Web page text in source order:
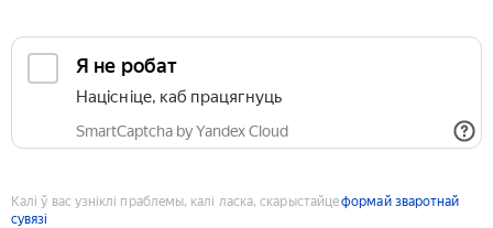
Я не робат
Націсніце, каб працягнуць
SmartCaptcha by Yandex Cloud
Калі ў вас узніклі праблемы, калі ласка, скарыстайцеформай зваротнай
сувязі